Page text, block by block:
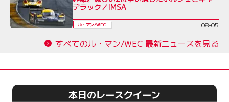
デラック／IMSA
ル・マン/WEC 08-05
すべてのル・マン/WEC 最新ニュースを見る
本日のレースクイーン